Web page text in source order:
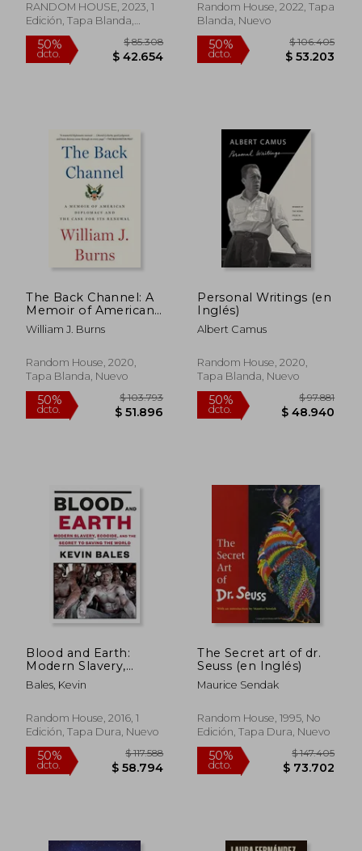
50%
dcto.
$ 87.664
$ 43.832
50%
dcto.
$
RANDOM HOUSE, 2023, 1
Edición, Tapa Blanda,
Nuevo
50%
Random House, 2022, Tapa
Blanda, Nuevo
50%
The Back Channel: A
Memoir of American
Diplomacy and the
Case for its Renewal
William J. Burns
Random House, 2020,
Tapa Blanda, Nuevo
Personal Writings (en
Inglés)
Albert Camus
Random House, 2020,
Tapa Blanda, Nuevo
Blood and Earth:
Modern Slavery,
Ecocide, and the
Secret to Saving the
Bales, Kevin
Random House, 2016, 1
Edición, Tapa Dura, Nuevo
The Secret art of dr.
Seuss (en Inglés)
Maurice Sendak
Random House, 1995, No
Edición, Tapa Dura, Nuevo